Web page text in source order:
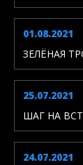
01.08.2021
ЗЕЛЁНАЯ
25.07.2021
ШАГ НА
24.07.2021